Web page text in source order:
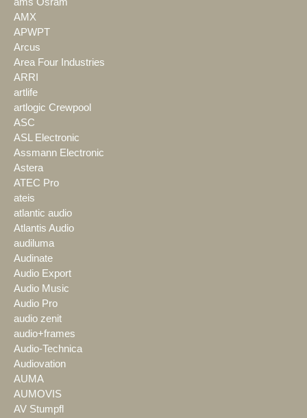
AMX
APWPT
Arcus
Area Four Industries
ARRI
artlife
artlogic Crewpool
ASC
ASL Electronic
Assmann Electronic
Astera
ATEC Pro
ateis
atlantic audio
Atlantis Audio
audiluma
Audinate
Audio Export
Audio Music
Audio Pro
audio zenit
audio+frames
Audio-Technica
Audiovation
AUMA
AUMOVIS
AV Stumpfl